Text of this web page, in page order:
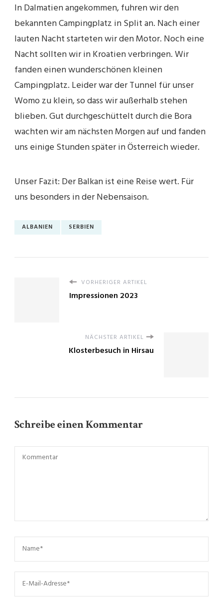
In Dalmatien angekommen, fuhren wir den
bekannten Campingplatz in Split an. Nach einer
lauten Nacht starteten wir den Motor. Noch eine
Nacht sollten wir in Kroatien verbringen. Wir
fanden einen wunderschönen kleinen
Campingplatz. Leider war der Tunnel für unser
Womo zu klein, so dass wir außerhalb stehen
blieben. Gut durchgeschüttelt durch die Bora
wachten wir am nächsten Morgen auf und fanden
uns einige Stunden später in Österreich wieder.
Unser Fazit: Der Balkan ist eine Reise wert. Für
uns besonders in der Nebensaison.
ALBANIEN SERBIEN
VORHERIGER ARTIKEL
Impressionen 2023
NÄCHSTER ARTIKEL
Klosterbesuch in Hirsau
Schreibe einen Kommentar